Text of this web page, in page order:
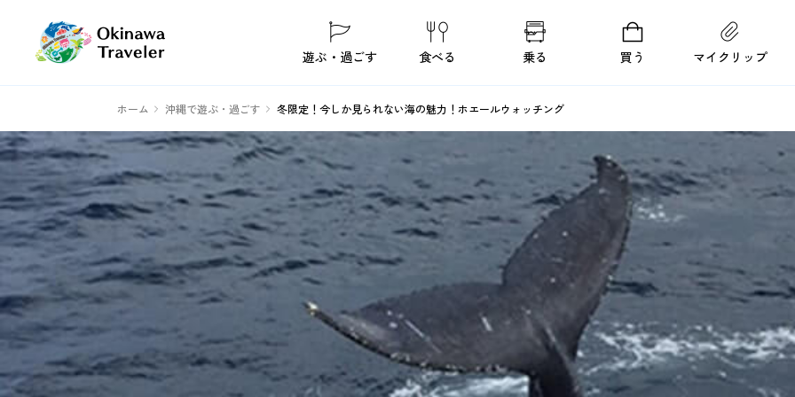
遊ぶ・過ごす 食べる 乗る 買う マイクリップ
ホーム 沖縄で遊ぶ・過ごす 冬限定！今しか見られない海の魅力！ホエールウォッチング